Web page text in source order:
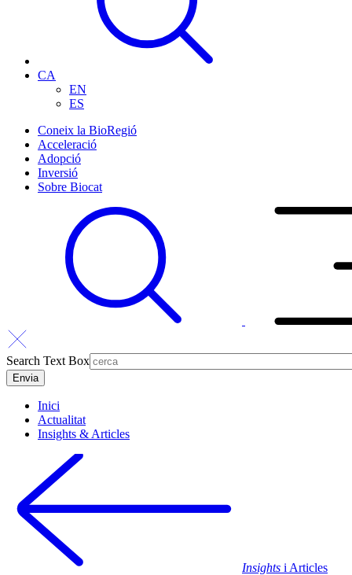
CA
EN
ES
Coneix la BioRegió
Acceleració
Adopció
Inversió
Sobre Biocat
Search Text Box
Inici
Actualitat
Insights & Articles
Insights i Articles